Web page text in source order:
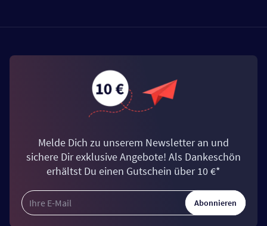
Melde Dich zu unserem Newsletter an und
sichere Dir exklusive Angebote! Als Dankeschön
erhältst Du einen Gutschein über 10 €*
Abonnieren